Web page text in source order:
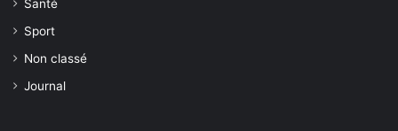
Santé
Sport
Non classé
Journal